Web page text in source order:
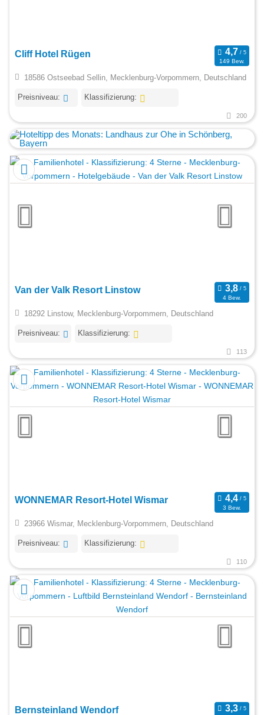
Cliff Hotel Rügen
149 Bew.
18586 Ostseebad Sellin, Mecklenburg-Vorpommern, Deutschland
Preisniveau: Klassifizierung:
200
Van der Valk Resort Linstow
4 Bew.
18292 Linstow, Mecklenburg-Vorpommern, Deutschland
Preisniveau: Klassifizierung:
113
WONNEMAR Resort-Hotel Wismar
3 Bew.
23966 Wismar, Mecklenburg-Vorpommern, Deutschland
Preisniveau: Klassifizierung:
110
Bernsteinland Wendorf